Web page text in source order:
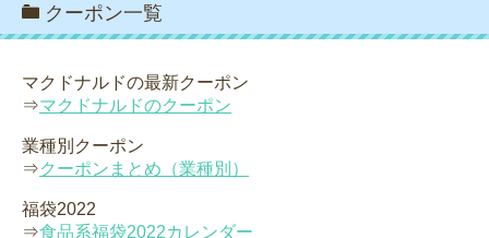
クーポン一覧
マクドナルドの最新クーポン
⇒マクドナルドのクーポン
業種別クーポン
⇒クーポンまとめ（業種別）
福袋2022
⇒食品系福袋2022カレンダー